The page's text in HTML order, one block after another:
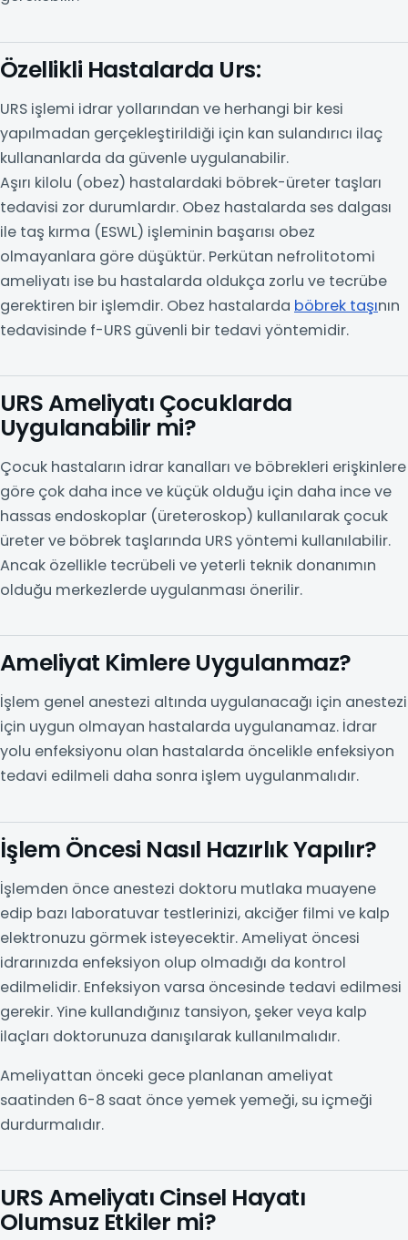
Özellikli Hastalarda Urs:
URS işlemi idrar yollarından ve herhangi bir kesi
yapılmadan gerçekleştirildiği için kan sulandırıcı ilaç
kullananlarda da güvenle uygulanabilir.
Aşırı kilolu (obez) hastalardaki böbrek-üreter taşları
tedavisi zor durumlardır. Obez hastalarda ses dalgası
ile taş kırma (ESWL) işleminin başarısı obez
olmayanlara göre düşüktür. Perkütan nefrolitotomi
ameliyatı ise bu hastalarda oldukça zorlu ve tecrübe
gerektiren bir işlemdir. Obez hastalarda böbrek taşının
tedavisinde f-URS güvenli bir tedavi yöntemidir.
URS Ameliyatı Çocuklarda
Uygulanabilir mi?
Çocuk hastaların idrar kanalları ve böbrekleri erişkinlere
göre çok daha ince ve küçük olduğu için daha ince ve
hassas endoskoplar (üreteroskop) kullanılarak çocuk
üreter ve böbrek taşlarında URS yöntemi kullanılabilir.
Ancak özellikle tecrübeli ve yeterli teknik donanımın
olduğu merkezlerde uygulanması önerilir.
Ameliyat Kimlere Uygulanmaz?
İşlem genel anestezi altında uygulanacağı için anestezi
için uygun olmayan hastalarda uygulanamaz. İdrar
yolu enfeksiyonu olan hastalarda öncelikle enfeksiyon
tedavi edilmeli daha sonra işlem uygulanmalıdır.
İşlem Öncesi Nasıl Hazırlık Yapılır?
İşlemden önce anestezi doktoru mutlaka muayene
edip bazı laboratuvar testlerinizi, akciğer filmi ve kalp
elektronuzu görmek isteyecektir. Ameliyat öncesi
idrarınızda enfeksiyon olup olmadığı da kontrol
edilmelidir. Enfeksiyon varsa öncesinde tedavi edilmesi
gerekir. Yine kullandığınız tansiyon, şeker veya kalp
ilaçları doktorunuza danışılarak kullanılmalıdır.
Ameliyattan önceki gece planlanan ameliyat
saatinden 6-8 saat önce yemek yemeği, su içmeği
durdurmalıdır.
URS Ameliyatı Cinsel Hayatı
Olumsuz Etkiler mi?